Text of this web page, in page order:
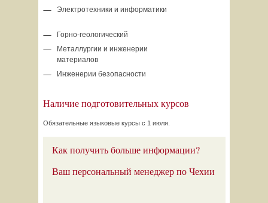
Электротехники и информатики
Горно-геологический
Металлургии и инженерии
материалов
Инженерии безопасности
Наличие подготовительных курсов
Обязательные языковые курсы с 1 июля.
Как получить больше информации?
Ваш персональный менеджер по Чехии